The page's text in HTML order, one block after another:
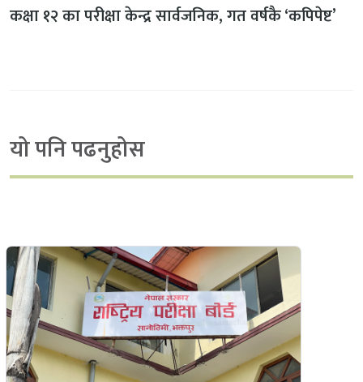
कक्षा १२ का परीक्षा केन्द्र सार्वजनिक, गत वर्षकै ‘कपिपेष्ट’
यो पनि पढनुहोस